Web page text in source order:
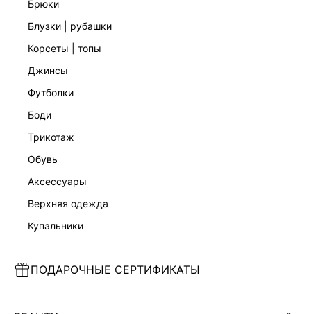
брюки
блузки | рубашки
корсеты | топы
джинсы
футболки
боди
трикотаж
обувь
аксессуары
верхняя одежда
купальники
ПОДАРОЧНЫЕ СЕРТИФИКАТЫ
ТРИКОТАЖНЫЕ БРЮКИ С ХЛОПКОМ
5 999 ₽
СПОРТИВНЫЕ ЛЕГИНСЫ СПОРТИВНЫЕ ЛЕГИНСЫ